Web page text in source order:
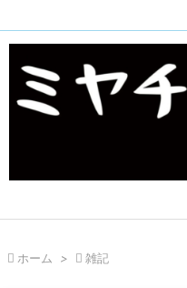
 ホーム >  雑記